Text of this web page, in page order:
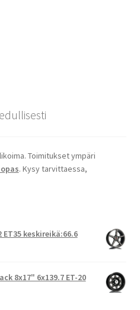
Toimitukset ympäri
. Kysy tarvittaessa,
keskireikä:66.6
8x17" 6x139.7 ET-20